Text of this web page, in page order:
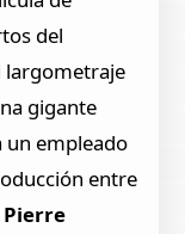
del
largometraje
gigante
un empleado
entre
Pierre